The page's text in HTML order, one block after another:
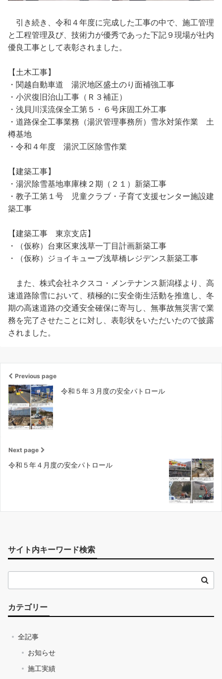
引き続き、令和４年度に完成した工事の中で、施工管理
と工程管理及び、技術力が優秀であった下記９現場が社内
優良工事として表彰されました。
【土木工事】
・関越自動車道 湯沢地区盛土のり面補強工事
・小沢復旧治山工事（Ｒ３補正）
・浅貝川渓流保全工第５・６号床固工外工事
・道路保全工事業務（湯沢管理事務所）雪氷対策作業 土
樽基地
・令和４年度 湯沢工区除雪作業
【建築工事】
・湯沢除雪基地車庫棟２期（２１）新築工事
・教子工第１号 児童クラブ・子育て支援センター施設建
築工事
【建築工事 東京支店】
・（仮称）台東区東浅草一丁目計画新築工事
・（仮称）ジョイキューブ浅草橋レジデンス新築工事
また、株式会社ネクスコ・メンテナンス新潟様より、高
速道路除雪において、積極的に安全衛生活動を推進し、冬
期の高速道路の交通安全確保に寄与し、無事故無災害で業
務を完了させたことに対し、表彰状をいただいたので披露
されました。
Previous page
令和５年３月度の安全パトロール
Next page
令和５年４月度の安全パトロール
サイト内キーワード検索
カテゴリー
全記事
お知らせ
施工実績